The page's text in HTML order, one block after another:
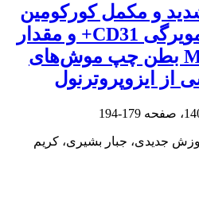
شدید و مکمل کورکومین
بر تعداد سلول‌های مویرگی CD31+ و مقدار
بیان VEGF و MMP9 بطن چپ موش‌های
از ایزوپروترنول
179-194
جدیدی، جبار بشیری، کریم